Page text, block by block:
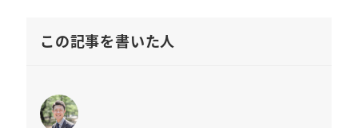
この記事を書いた人